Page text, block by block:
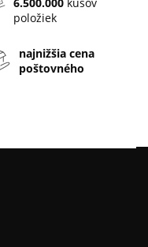
položiek
najnižšia cena
poštovného